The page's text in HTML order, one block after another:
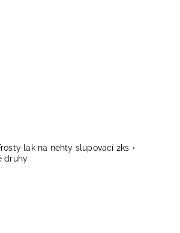
lak na nehty slupovací 2ks +
druhy